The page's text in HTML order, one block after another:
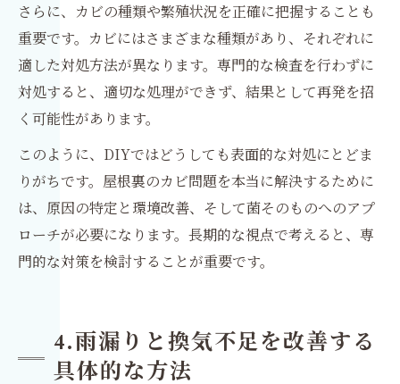
さらに、カビの種類や繁殖状況を正確に把握することも
重要です。カビにはさまざまな種類があり、それぞれに
適した対処方法が異なります。専門的な検査を行わずに
対処すると、適切な処理ができず、結果として再発を招
く可能性があります。
このように、DIYではどうしても表面的な対処にとどま
りがちです。屋根裏のカビ問題を本当に解決するために
は、原因の特定と環境改善、そして菌そのものへのアプ
ローチが必要になります。長期的な視点で考えると、専
門的な対策を検討することが重要です。
4.雨漏りと換気不足を改善する
具体的な方法